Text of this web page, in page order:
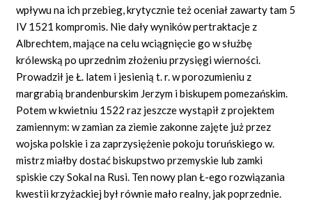
wpływu na ich przebieg, krytycznie też oceniał zawarty tam 5
IV 1521 kompromis. Nie dały wyników pertraktacje z
Albrechtem, mające na celu wciągnięcie go w służbę
królewską po uprzednim złożeniu przysięgi wierności.
Prowadził je Ł. latem i jesienią t. r. w porozumieniu z
margrabią brandenburskim Jerzym i biskupem pomezańskim.
Potem w kwietniu 1522 raz jeszcze wystąpił z projektem
zamiennym: w zamian za ziemie zakonne zajęte już przez
wojska polskie i za zaprzysiężenie pokoju toruńskiego w.
mistrz miałby dostać biskupstwo przemyskie lub zamki
spiskie czy Sokal na Rusi. Ten nowy plan Ł-ego rozwiązania
kwestii krzyżackiej był równie mało realny, jak poprzednie.